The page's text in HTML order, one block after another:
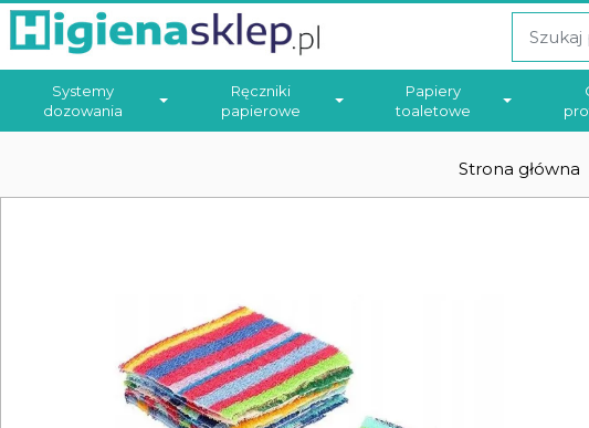
Systemy
dozowania
Ręczniki
papierowe
Papiery
toaletowe
Strona główna